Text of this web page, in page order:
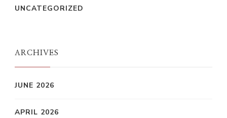
UNCATEGORIZED
ARCHIVES
JUNE 2026
APRIL 2026